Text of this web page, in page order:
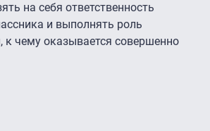
на себя ответственность
и выполнять роль
чему оказывается совершенно